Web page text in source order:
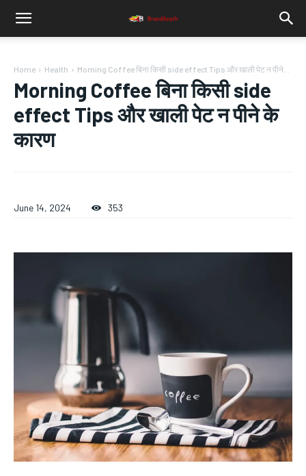
Home Health Morning Coffee बिना किसी side effect Tips और खाली पेट न पीने...
Morning Coffee बिना किसी side
effect Tips और खाली पेट न पीने के
कारण
June 14, 2024 353